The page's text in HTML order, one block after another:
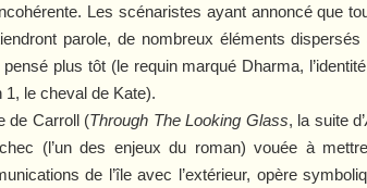
Les scénaristes ayant annoncé que
parole, de nombreux éléments
plus tôt (le requin marqué Dharma,
le cheval de Kate).
de Carroll (Through The Looking Glass, la suite d’
(l’un des enjeux du roman) vouée à
de l’île avec l’extérieur, opère